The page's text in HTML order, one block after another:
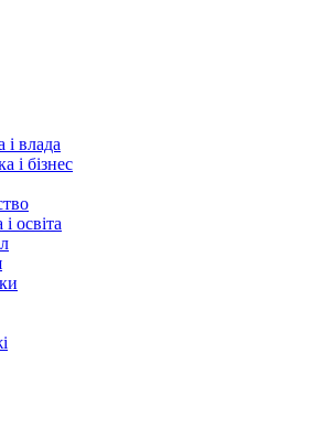
і влада
і бізнес
освіта